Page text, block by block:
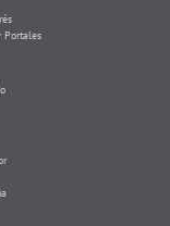
Portales